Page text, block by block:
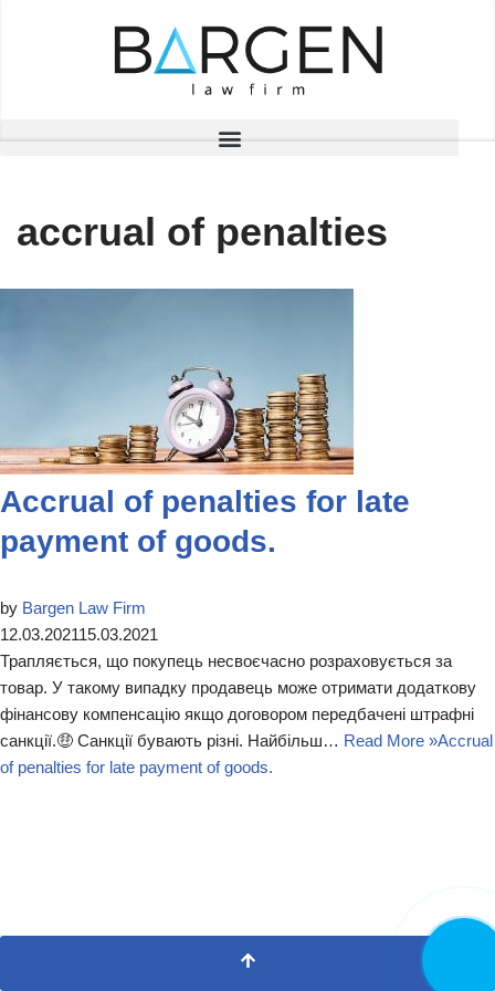
accrual of penalties
Accrual of penalties for late
payment of goods.
by Bargen Law Firm
12.03.202115.03.2021
Трапляється, що покупець несвоєчасно розраховується за
товар. У такому випадку продавець може отримати додаткову
фінансову компенсацію якщо договором передбачені штрафні
санкції.🤑 Санкції бувають різні. Найбільш… Read More »Accrual
of penalties for late payment of goods.